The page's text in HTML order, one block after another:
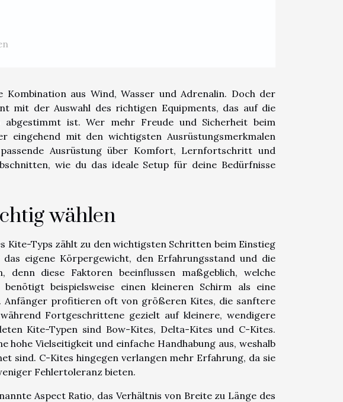
aus Wind, Wasser und Adrenalin. Doch der
mit der Auswahl des richtigen Equipments, das auf die
abgestimmt ist. Wer mehr Freude und Sicherheit beim
eingehend mit den wichtigsten Ausrüstungsmerkmalen
Ausrüstung über Komfort, Lernfortschritt und
wie du das ideale Setup für deine Bedürfnisse
wählen
Kite-Typs zählt zu den wichtigsten Schritten beim Einstieg
eigene Körpergewicht, den Erfahrungsstand und die
denn diese Faktoren beeinflussen maßgeblich, welche
beispielsweise einen kleineren Schirm als eine
Anfänger profitieren oft von größeren Kites, die sanftere
Fortgeschrittene gezielt auf kleinere, wendigere
Kite-Typen sind Bow-Kites, Delta-Kites und C-Kites.
hohe Vielseitigkeit und einfache Handhabung aus, weshalb
sind. C-Kites hingegen verlangen mehr Erfahrung, da sie
Fehlertoleranz bieten.
Aspect Ratio, das Verhältnis von Breite zu Länge des